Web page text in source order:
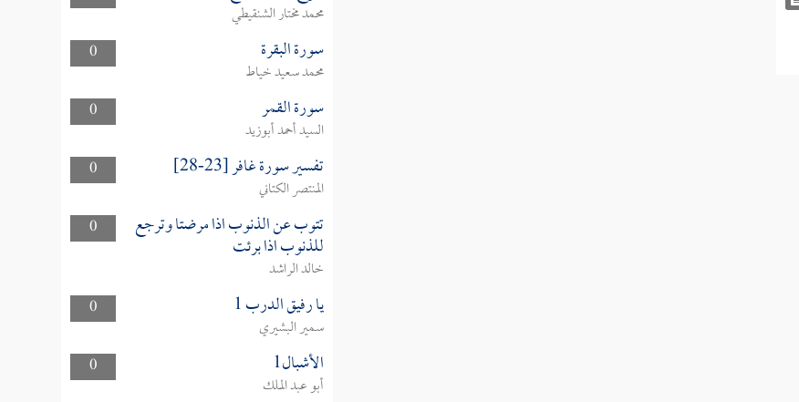
محمد مختار الشنقيطي
0
سورة البقرة
محمد سعيد خياط
0
سورة القمر
السيد أحمد أبوزيد
0
تفسير سورة غافر [23-28]
المنتصر الكتاني
0
تتوب عن الذنوب اذا مرضتا وترجع
للذنوب اذا برئت
خالد الراشد
0
يا رفيق الدرب 1
سمير البشيري
0
الأشبال1
أبو عبد الملك